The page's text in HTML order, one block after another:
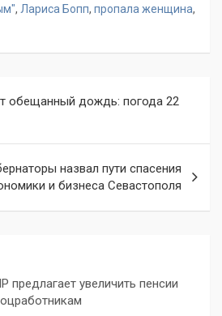
, Лариса Бопп, пропала женщина,
обещанный дождь: погода 22
назвал пути спасения
и бизнеса Севастополя
увеличить пенсии